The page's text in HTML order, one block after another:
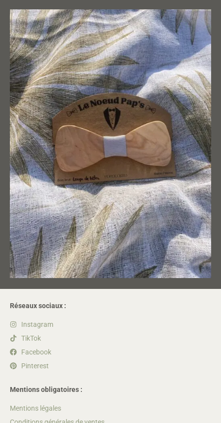
Réseaux sociaux :
Instagram
TikTok
Facebook
Pinterest
Mentions obligatoires :
Mentions légales